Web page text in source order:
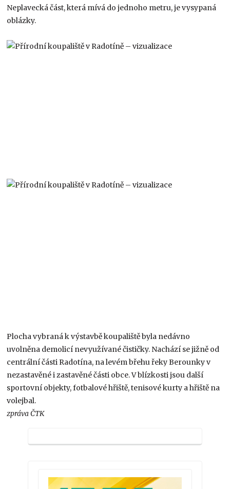
Neplavecká část, která mívá do jednoho metru, je vysypaná
oblázky.
Plocha vybraná k výstavbě koupaliště byla nedávno
uvolněna demolicí nevyužívané čističky. Nachází se jižně od
centrální části Radotína, na levém břehu řeky Berounky v
nezastavěné i zastavěné části obce. V blízkosti jsou další
sportovní objekty, fotbalové hřiště, tenisové kurty a hřiště na
volejbal.
zpráva ČTK